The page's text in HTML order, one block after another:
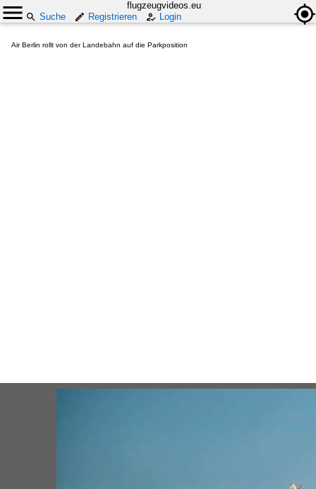
flugzeugvideos.eu
Suche
Registrieren Login
Air Berlin rollt von der Landebahn auf die Parkposition